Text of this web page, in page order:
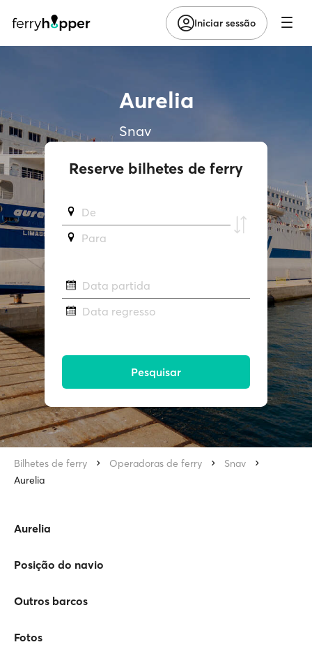
Iniciar sessão
Aurelia
Snav
Reserve bilhetes de ferry
De
Para
Data partida
Data regresso
Pesquisar
Bilhetes de ferry Operadoras de ferry
Snav
Aurelia
Aurelia
Posição do navio
Outros barcos
Fotos